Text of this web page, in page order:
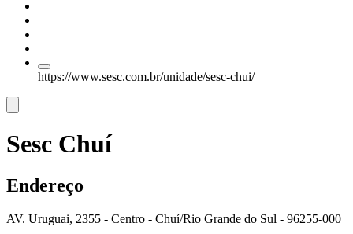
https://www.sesc.com.br/unidade/sesc-chui/
Sesc Chuí
Endereço
AV. Uruguai, 2355 - Centro - Chuí/Rio Grande do Sul - 96255-000